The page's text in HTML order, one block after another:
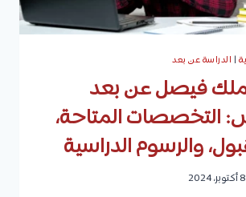
| الدراسة عن بعد
فيصل عن بعد
التخصصات المتاحة،
والرسوم الدراسية
8 أكتوبر، 2024